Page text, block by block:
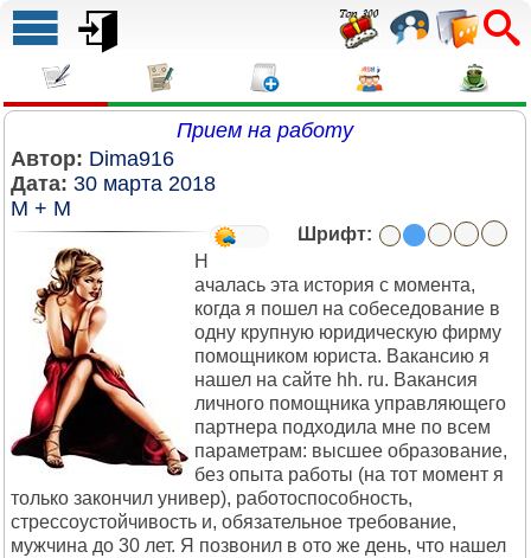
Прием на работу
Автор: Dima916
Дата: 30 марта 2018
М + М
Шрифт:
Н
ачалась эта история с момента,
когда я пошел на собеседование в
одну крупную юридическую фирму
помощником юриста. Вакансию я
нашел на сайте hh. ru. Вакансия
личного помощника управляющего
партнера подходила мне по всем
параметрам: высшее образование,
без опыта работы (на тот момент я
только закончил универ), работоспособность,
стрессоустойчивость и, обязательное требование,
мужчина до 30 лет. Я позвонил в ото же день, что нашел